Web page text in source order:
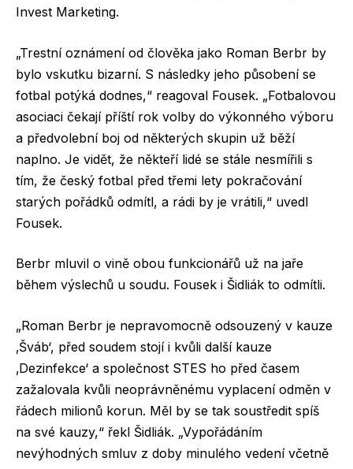
Invest Marketing.
„Trestní oznámení od člověka jako Roman Berbr by
bylo vskutku bizarní. S následky jeho působení se
fotbal potýká dodnes,“ reagoval Fousek. „Fotbalovou
asociaci čekají příští rok volby do výkonného výboru
a předvolební boj od některých skupin už běží
naplno. Je vidět, že někteří lidé se stále nesmířili s
tím, že český fotbal před třemi lety pokračování
starých pořádků odmítl, a rádi by je vrátili,“ uvedl
Fousek.
Berbr mluvil o vině obou funkcionářů už na jaře
během výslechů u soudu. Fousek i Šidliák to odmítli.
„Roman Berbr je nepravomocně odsouzený v kauze
‚Šváb‘, před soudem stojí i kvůli další kauze
‚Dezinfekce‘ a společnost STES ho před časem
zažalovala kvůli neoprávněnému vyplacení odměn v
řádech milionů korun. Měl by se tak soustředit spíš
na své kauzy,“ řekl Šidliák. „Vypořádáním
nevýhodných smluv z doby minulého vedení včetně